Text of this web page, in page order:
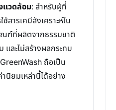
แวดล้อม: สำหรับผู้ที่
สารเคมีสังเคราะห์ใน
ฑ์ที่ผลิตจากธรรมชาติ
ละไม่สร้างผลกระทบ
ถือเป็น
นิยมเหล่านี้ได้อย่าง